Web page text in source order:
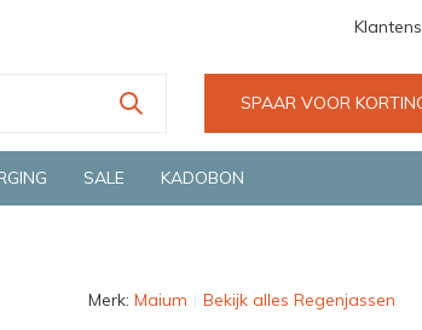
in Deventer Groene en snelle bezorging
SPAAR VOOR
SALE KADOBON
Merk: Maium Bekijk alles Regenjassen